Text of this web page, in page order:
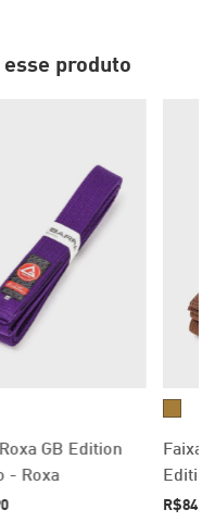
produto
GB Edition
- Roxa
Faixa